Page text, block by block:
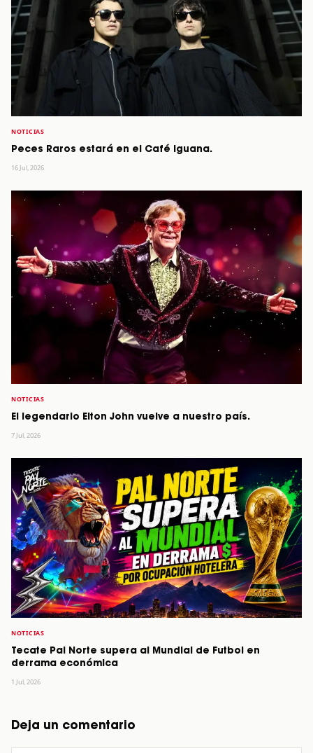
NOTICIAS
Peces Raros estará en el Café Iguana.
16 Jul, 2026
NOTICIAS
El legendario Elton John vuelve a nuestro país.
7 Jul, 2026
NOTICIAS
Tecate Pal Norte supera al Mundial de Futbol en
derrama económica
1 Jul, 2026
Deja un comentario